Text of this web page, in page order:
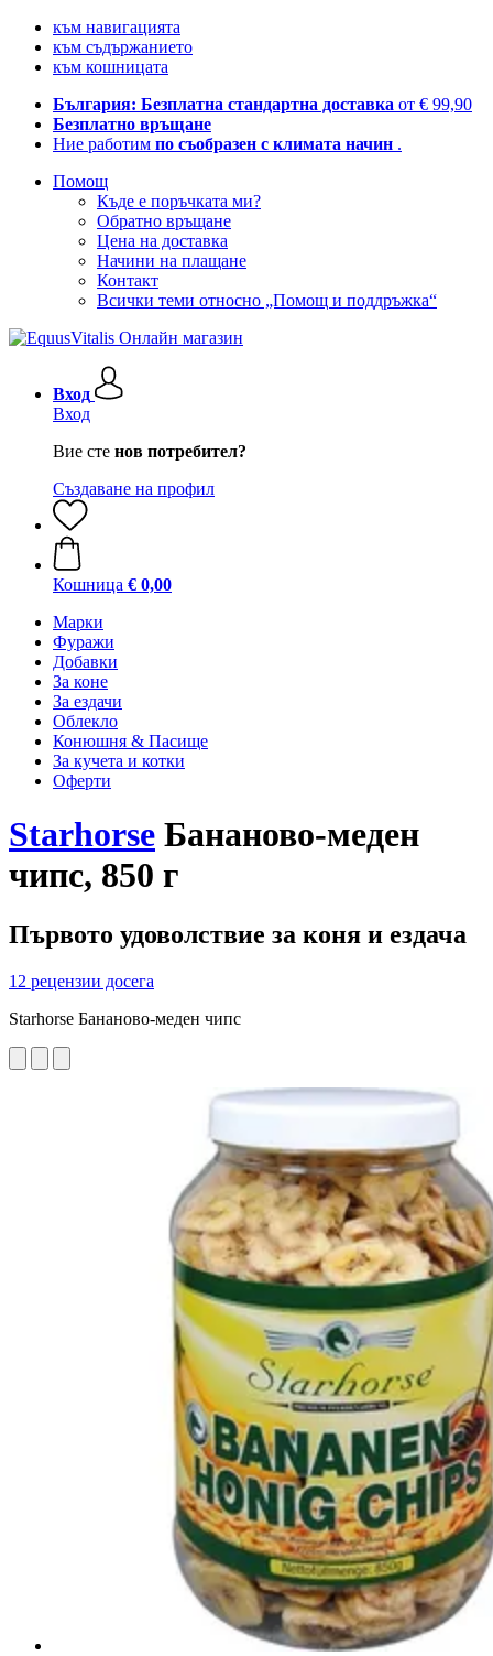
към навигацията
към съдържанието
към кошницата
България: Безплатна стандартна доставка от € 99,90
Безплатно връщане
Ние работим по съобразен с климата начин .
Помощ
Къде е поръчката ми?
Обратно връщане
Цена на доставка
Начини на плащане
Контакт
Всички теми относно „Помощ и поддръжка“
Вход
Вход
Вие сте нов потребител?
Създаване на профил
Кошница € 0,00
Марки
Фуражи
Добавки
За коне
За ездачи
Облекло
Конюшня & Пасище
За кучета и котки
Оферти
Starhorse Бананово-меден
чипс, 850 г
Първото удоволствие за коня и ездача
12 рецензии досега
Starhorse Бананово-меден чипс